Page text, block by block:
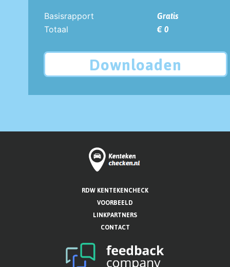
Basisrapport
Gratis
Totaal
€ 0
Downloaden
RDW KENTEKENCHECK
VOORBEELD
LINKPARTNERS
CONTACT